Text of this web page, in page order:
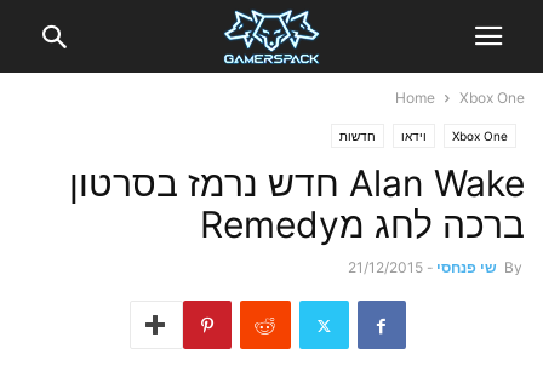
Home Xbox One
Xbox One וידאו חדשות
Alan Wake חדש נרמז בסרטון
ברכה לחג מRemedy
By שי פנחסי -
21/12/2015